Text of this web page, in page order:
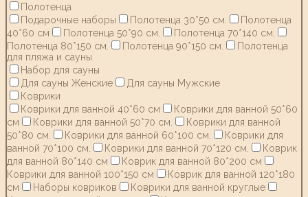
Полотенца
Подарочные наборы
Полотенца 30*50 см.
Полотенца
40*60 см
Полотенца 50*90 см.
Полотенца 70*140 см.
Полотенца 80*150 см.
Полотенца 90*150 см.
Полотенца
для пляжа и сауны
Набор для сауны
Для сауны Женские
Для сауны Мужские
Коврики
Коврики для ванной 40*60 см
Коврики для ванной 50*60
см
Коврики для ванной 50*70 см.
Коврики для ванной
50*80 см.
Коврики для ванной 60*100 см.
Коврики для
ванной 70*100 см.
Коврики для ванной 70*120 см.
Коврик
для ванной 80*140 см
Коврик для ванной 80*200 см
Коврики для ванной 100*150 см
Коврик для ванной 120*180
см
Наборы ковриков
Коврики для ванной круглые